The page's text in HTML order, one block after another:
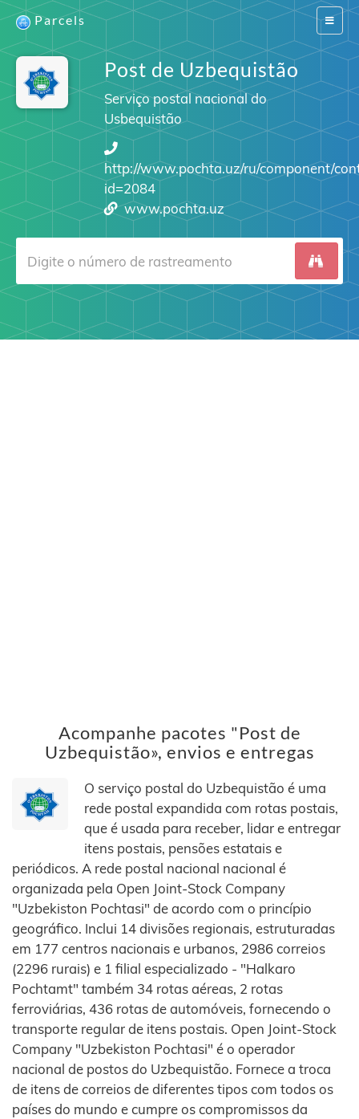
Switch
Parcels
Post de Uzbequistão
Serviço postal nacional do
Usbequistão
http://www.pochta.uz/ru/component/
id=2084
www.pochta.uz
Acompanhe pacotes "Post de
Uzbequistão», envios e entregas
O serviço postal do Uzbequistão é uma
rede postal expandida com rotas postais,
que é usada para receber, lidar e entregar
itens postais, pensões estatais e
periódicos. A rede postal nacional nacional é
organizada pela Open Joint-Stock Company
"Uzbekiston Pochtasi" de acordo com o princípio
geográfico. Inclui 14 divisões regionais, estruturadas
em 177 centros nacionais e urbanos, 2986 correios
(2296 rurais) e 1 filial especializado - "Halkaro
Pochtamt" também 34 rotas aéreas, 2 rotas
ferroviárias, 436 rotas de automóveis, fornecendo o
transporte regular de itens postais. Open Joint-Stock
Company "Uzbekiston Pochtasi" é o operador
nacional de postos do Uzbequistão. Fornece a troca
de itens de correios de diferentes tipos com todos os
países do mundo e cumpre os compromissos da